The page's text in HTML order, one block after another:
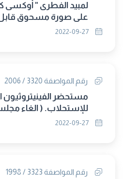
لمبيد الفطرى " أوكسى
على صورة مسحوق قابل
327 )
رقم المواصفة 3320 / 2006
مستحضر الفينيتروثيون
للإستحلاب. ( الغاء مجلس
رقم المواصفة 3323 / 1998